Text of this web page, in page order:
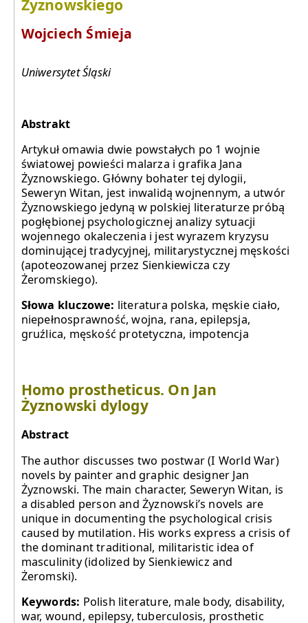
Żyznowskiego
Wojciech Śmieja
Uniwersytet Śląski
Abstrakt
Artykuł omawia dwie powstałych po 1 wojnie
światowej powieści malarza i grafika Jana
Żyznowskiego. Główny bohater tej dylogii,
Seweryn Witan, jest inwalidą wojnennym, a utwór
Żyznowskiego jedyną w polskiej literaturze próbą
pogłębionej psychologicznej analizy sytuacji
wojennego okaleczenia i jest wyrazem kryzysu
dominującej tradycyjnej, militarystycznej męskości
(apoteozowanej przez Sienkiewicza czy
Żeromskiego).
Słowa kluczowe: literatura polska, męskie ciało,
niepełnosprawność, wojna, rana, epilepsja,
gruźlica, męskość protetyczna, impotencja
Homo prostheticus. On Jan
Żyznowski dylogy
Abstract
The author discusses two postwar (I World War)
novels by painter and graphic designer Jan
Żyznowski. The main character, Seweryn Witan, is
a disabled person and Żyznowski’s novels are
unique in documenting the psychological crisis
caused by mutilation. His works express a crisis of
the dominant traditional, militaristic idea of
masculinity (idolized by Sienkiewicz and
Żeromski).
Keywords: Polish literature, male body, disability,
war, wound, epilepsy, tuberculosis, prosthetic